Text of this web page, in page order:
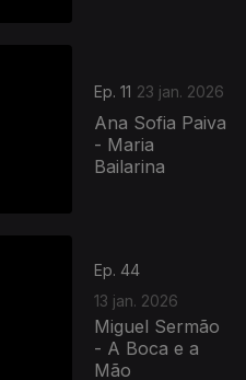
Ep. 11 23 jan. 2026
Ana Sofia Paiva
- Maria
Bailarina
Ep. 44
13 jan. 2026
Miguel Sermão
- A Boca e a
Mão